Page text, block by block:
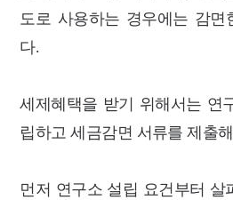
도로 사용하는 경우에는 감면
다.
세제혜택을 받기 위해서는 연
립하고 세금감면 서류를 제출
먼저 연구소 설립 요건부터 살